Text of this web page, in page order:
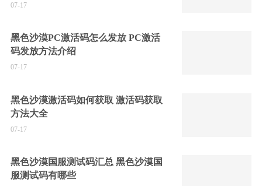
07-17
黑色沙漠PC激活码怎么发放 PC激活
码发放方法介绍
07-17
黑色沙漠激活码如何获取 激活码获取
方法大全
07-17
黑色沙漠国服测试码汇总 黑色沙漠国
服测试码有哪些